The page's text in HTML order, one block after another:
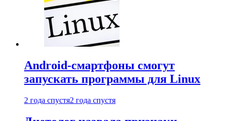
Android-смартфоны смогут
запускать программы для Linux
2 года спустя2 года спустя